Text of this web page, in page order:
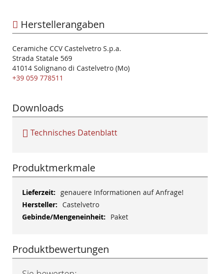
Herstellerangaben
Ceramiche CCV Castelvetro S.p.a.
Strada Statale 569
41014 Solignano di Castelvetro (Mo)
+39 059 778511
Downloads
Technisches Datenblatt
Produktmerkmale
Mehr
Informationen
genauere Informationen auf Anfrage!
Castelvetro
Paket
Produktbewertungen